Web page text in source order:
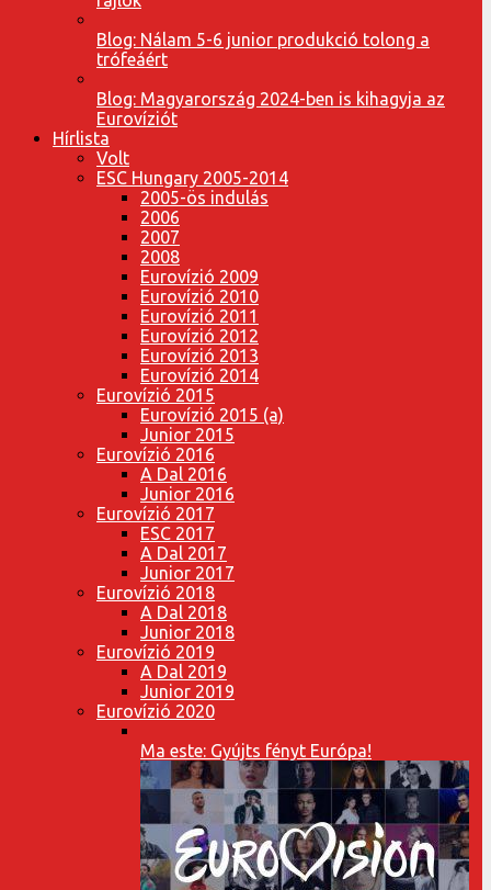
Blog: Nálam 5-6 junior produkció tolong a
trófeáért
Blog: Magyarország 2024-ben is kihagyja az
Eurovíziót
Hírlista
Volt
ESC Hungary 2005-2014
2005-ös indulás
2006
2007
2008
Eurovízió 2009
Eurovízió 2010
Eurovízió 2011
Eurovízió 2012
Eurovízió 2013
Eurovízió 2014
Eurovízió 2015
Eurovízió 2015 (a)
Junior 2015
Eurovízió 2016
A Dal 2016
Junior 2016
Eurovízió 2017
ESC 2017
A Dal 2017
Junior 2017
Eurovízió 2018
A Dal 2018
Junior 2018
Eurovízió 2019
A Dal 2019
Junior 2019
Eurovízió 2020
Ma este: Gyújts fényt Európa!